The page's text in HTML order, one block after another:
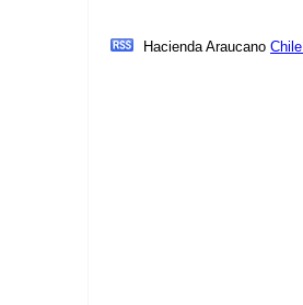
Hacienda Araucano Chile